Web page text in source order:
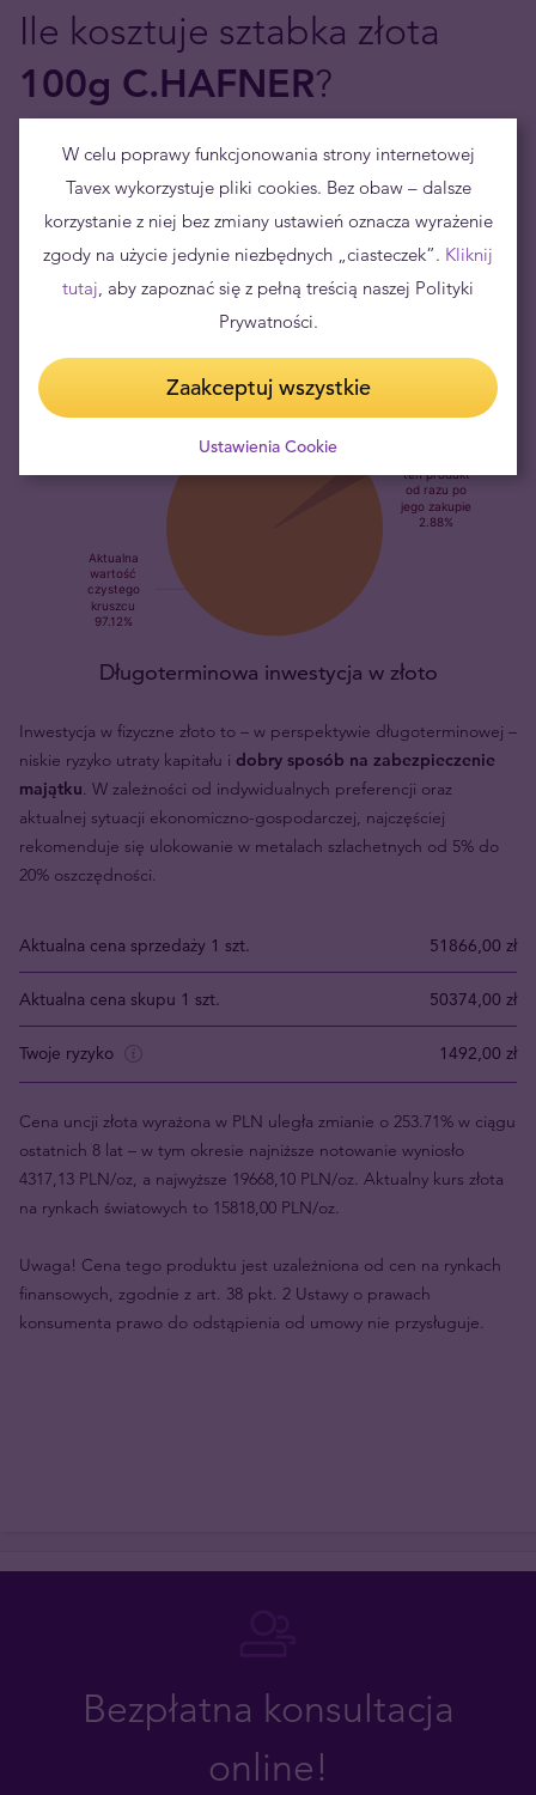
Ile kosztuje sztabka złota
100g C.HAFNER?
Cena sztabkizłota 100g jest wyznaczona przez zawarty w niej
kruszec oraz uzależniona od tego, jak kształtuje się aktualny
kurs złota. Aktualną cenę sztabki znajdziesz powyżej, na karcie
produktu, aktualizuje się ona co kilka minut, zgodnie z
aktualnym kursem złota na świecie.
Długoterminowa inwestycja w złoto
Inwestycja w fizyczne złoto to – w perspektywie długoterminowej –
niskie ryzyko utraty kapitału i dobry sposób na zabezpieczenie
majątku. W zależności od indywidualnych preferencji oraz
aktualnej sytuacji ekonomiczno-gospodarczej, najczęściej
rekomenduje się ulokowanie w metalach szlachetnych od 5% do
20% oszczędności.
Aktualna cena sprzedaży 1 szt. 51866,00 zł
Aktualna cena skupu 1 szt. 50374,00 zł
Twoje ryzyko 1492,00 zł
Cena uncji złota wyrażona w PLN uległa zmianie o 253.71% w ciągu
ostatnich 8 lat – w tym okresie najniższe notowanie wyniosło
4317,13 PLN/oz, a najwyższe 19668,10 PLN/oz. Aktualny kurs złota
na rynkach światowych to 15818,00 PLN/oz.
Uwaga! Cena tego produktu jest uzależniona od cen na rynkach
finansowych, zgodnie z art. 38 pkt. 2 Ustawy o prawach
konsumenta prawo do odstąpienia od umowy nie przysługuje.
Bezpłatna konsultacja
online!
W celu poprawy funkcjonowania strony internetowej
Tavex wykorzystuje pliki cookies. Bez obaw – dalsze
korzystanie z niej bez zmiany ustawień oznacza wyrażenie
zgody na użycie jedynie niezbędnych „ciasteczek”. Kliknij
tutaj, aby zapoznać się z pełną treścią naszej Polityki
Prywatności.
Zaakceptuj wszystkie
Ustawienia Cookie